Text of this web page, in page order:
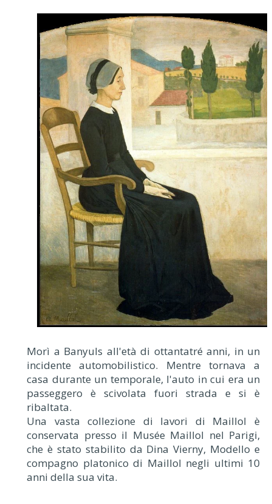
Morì a Banyuls all'età di ottantatré anni, in un
incidente automobilistico. Mentre tornava a
casa durante un temporale, l'auto in cui era un
passeggero è scivolata fuori strada e si è
ribaltata.
Una vasta collezione di lavori di Maillol è
conservata presso il Musée Maillol nel Parigi,
che è stato stabilito da Dina Vierny, Modello e
compagno platonico di Maillol negli ultimi 10
anni della sua vita.